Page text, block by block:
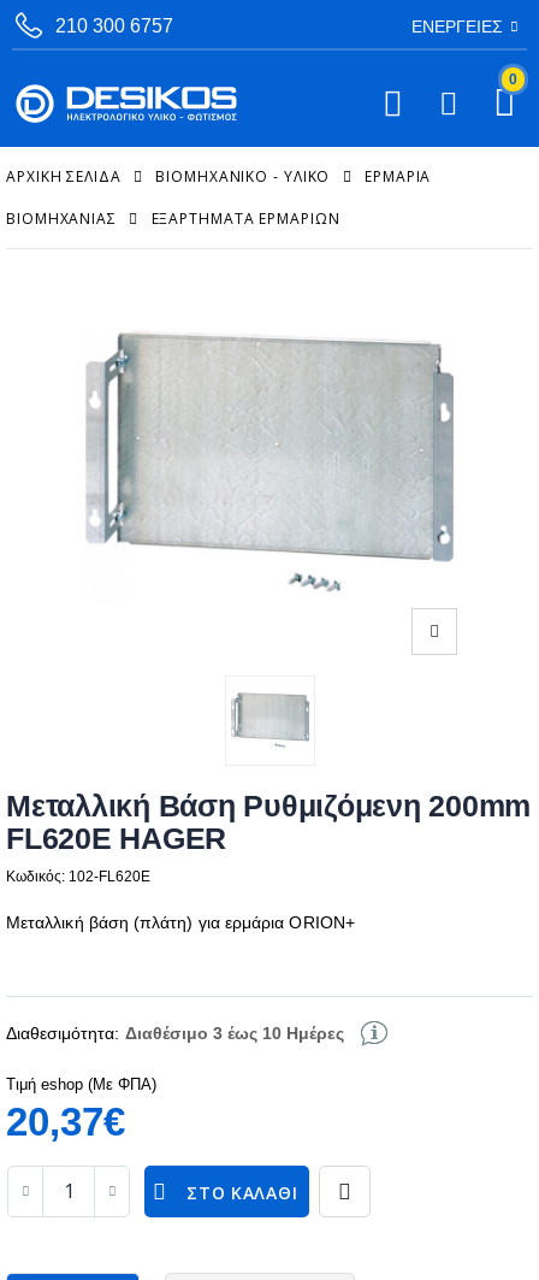
210 300 6757 ΕΝΈΡΓΕΙΕΣ
0
ΑΡΧΙΚΉ ΣΕΛΊΔΑ ΒΙΟΜΗΧΑΝΙΚΟ - ΥΛΙΚΟ ΕΡΜΆΡΙΑ
ΒΙΟΜΗΧΑΝΊΑΣ ΕΞΑΡΤΉΜΑΤΑ ΕΡΜΑΡΊΩΝ
Μεταλλική Βάση Ρυθμιζόμενη 200mm
FL620E HAGER
Κωδικός: 102-FL620E
Μεταλλική βάση (πλάτη) για ερμάρια ORION+
Διαθεσιμότητα: Διαθέσιμο 3 έως 10 Ημέρες
Τιμή eshop (Με ΦΠΑ)
20,37€
ΣΤΟ ΚΑΛΆΘΙ